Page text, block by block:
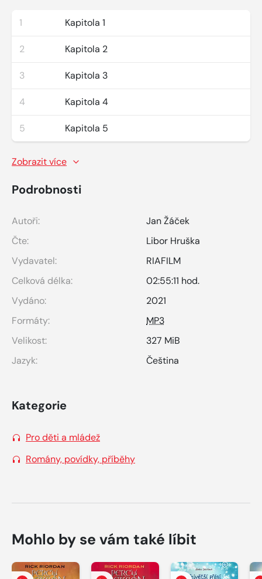
1 Kapitola 1
2 Kapitola 2
3 Kapitola 3
4 Kapitola 4
5 Kapitola 5
Zobrazit více
Podrobnosti
Autoři:
Jan Žáček
Čte:
Libor Hruška
Vydavatel:
RIAFILM
Celková délka:
02:55:11 hod.
Vydáno:
2021
Formáty:
MP3
Velikost:
327 MiB
Jazyk:
Čeština
Kategorie
Pro děti a mládež
Romány, povídky, příběhy
Mohlo by se vám také líbit